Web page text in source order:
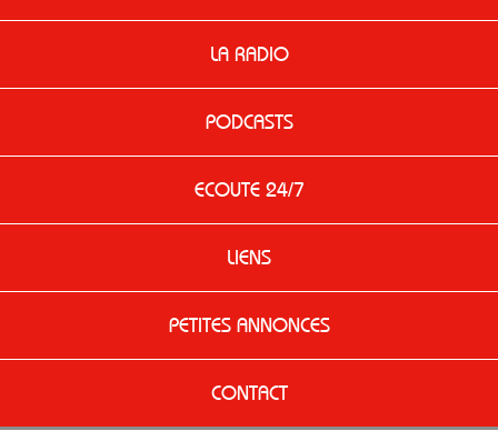
LA RADIO
PODCASTS
ECOUTE 24/7
LIENS
PETITES ANNONCES
CONTACT